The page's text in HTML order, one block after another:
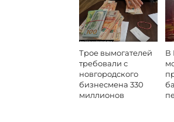
Трое вымогателей
требовали с
новгородского
бизнесмена 330
миллионов
В